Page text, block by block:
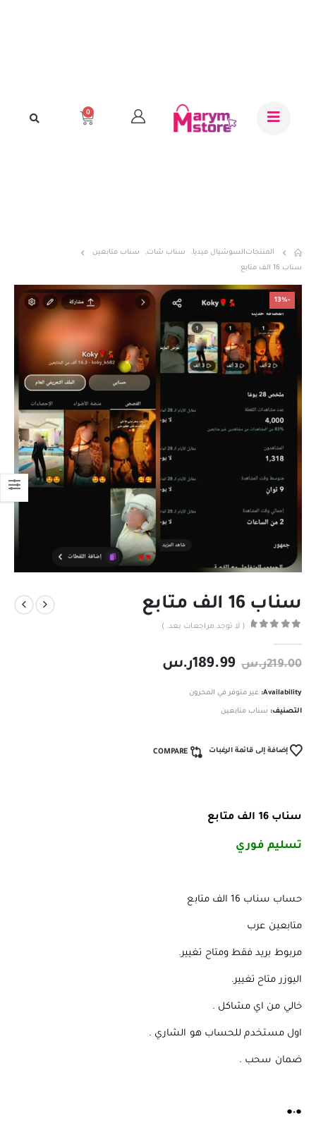
0
المنتجاتالسوشيال ميديا, سناب شات,
سناب متابعين
سناب 16 الف متابع
-13%
سناب 16 الف متابع
( لا توجد مراجعات بعد. )
219.00ر.س 189.99ر.س
Availability: غير متوفر في المخزون
التصنيف: سناب متابعين
إضافة إلى قائمة الرغبات COMPARE
سناب 16 الف متابع
تسليم فوري
حساب سناب 16 الف متابع
متابعين عرب
️️️مربوط بريد فقط ومتاح تغيير.
اليوزر متاح تغيير.
️️️خالي من اي مشاكل .
️️️اول مستخدم للحساب هو الشاري .
️️️ضمان سحب .
●•●